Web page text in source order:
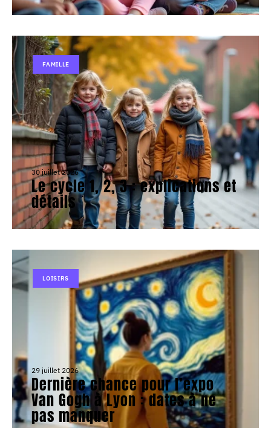
FAMILLE
30 juillet 2026
Le cycle 1, 2, 3 : explications et
détails
LOISIRS
29 juillet 2026
Dernière chance pour l’expo
Van Gogh à Lyon : dates à ne
pas manquer